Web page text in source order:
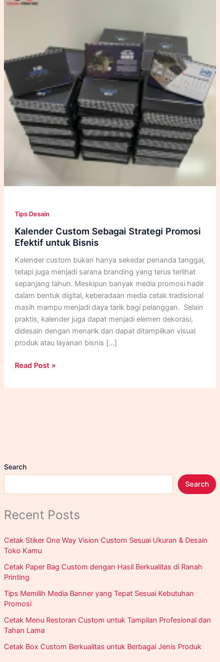
Search
Search
Recent Posts
Cetak Stiker One Way Vision Custom Sesuai Ukuran & Desain
Toko Kamu
Cetak Paper Bag Custom dengan Hasil Berkualitas di Ranah
Printing
Tips Memilih Media Banner yang Tepat Sesuai Kebutuhan
Promosi
Cetak Menu Restoran Custom untuk Tampilan Profesional dan
Tahan Lama
Cetak Box Custom Berkualitas untuk Berbagai Jenis Produk
Tips Desain
Kalender Custom Sebagai Strategi Promosi
Efektif untuk Bisnis
Kalender custom bukan hanya sekedar penanda tanggal,
tetapi juga menjadi sarana branding yang terus terlihat
sepanjang tahun. Meskipun banyak media promosi hadir
dalam bentuk digital, keberadaan media cetak tradisional
masih mampu menjadi daya tarik bagi pelanggan. Selain
praktis, kalender juga dapat menjadi elemen dekorasi,
didesain dengan menarik dan dapat ditampilkan visual
produk atau layanan bisnis […]
Kalender
Sebagai
Read Post »